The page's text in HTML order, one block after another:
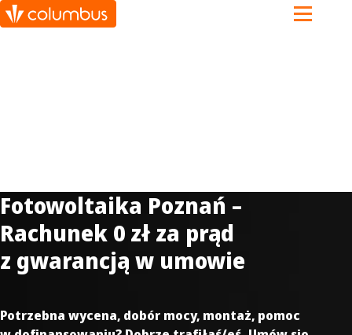
%
Fotowoltaika Poznań –
Rachunek 0 zł za prąd
z gwarancją w umowie
Potrzebna wycena, dobór mocy, montaż, pomoc